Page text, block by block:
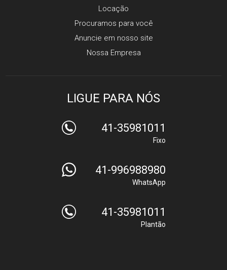
Locação
Procuramos para você
Anuncie em nosso site
Nossa Empresa
LIGUE PARA NÓS
41-35981011
Fixo
41-996988980
WhatsApp
41-35981011
Plantão